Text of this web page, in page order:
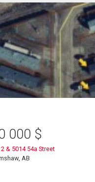
000 $
& 5014 54a Street
AB